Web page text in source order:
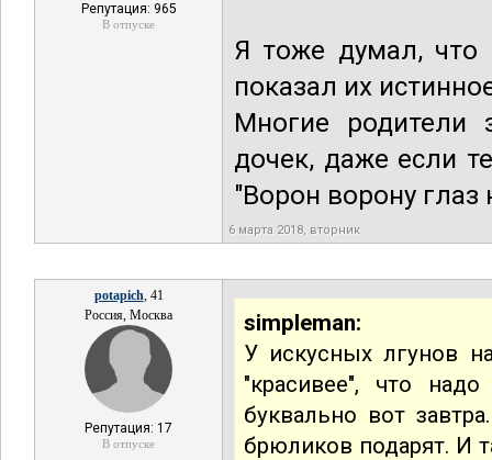
Репутация: 965
В отпуске
Я тоже думал, что
показал их
Многие родители
дочек, даже если
"Ворон ворону
6 марта 2018, вторник
potapich, 41
Россия, Москва
Репутация: 17
В отпуске
simpleman:
У искусных лгунов
"красивее", что
буквально вот
брюликов подарят. И